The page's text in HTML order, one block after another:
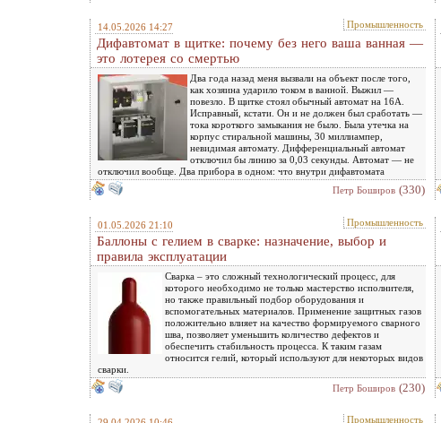
14.05.2026 14:27 Промышленность
Дифавтомат в щитке: почему без него ваша ванная —
это лотерея со смертью
Два года назад меня вызвали на объект после того,
как хозяина ударило током в ванной. Выжил —
повезло. В щитке стоял обычный автомат на 16А.
Исправный, кстати. Он и не должен был сработать —
тока короткого замыкания не было. Была утечка на
корпус стиральной машины, 30 миллиампер,
невидимая автомату. Дифференциальный автомат
отключил бы линию за 0,03 секунды. Автомат — не
отключил вообще. Два прибора в одном: что внутри дифавтомата
Петр Боширов (330)
01.05.2026 21:10 Промышленность
Баллоны с гелием в сварке: назначение, выбор и
правила эксплуатации
Сварка – это сложный технологический процесс, для
которого необходимо не только мастерство исполнителя,
но также правильный подбор оборудования и
вспомогательных материалов. Применение защитных газов
положительно влияет на качество формируемого сварного
шва, позволяет уменьшить количество дефектов и
обеспечить стабильность процесса. К таким газам
относится гелий, который используют для некоторых видов
сварки.
Петр Боширов (230)
Промышленность